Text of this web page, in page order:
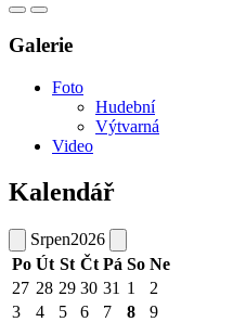
Galerie
Foto
Hudební
Výtvarná
Video
Kalendář
Srpen2026
Po Út St Čt Pá So Ne
27 28 29 30 31 1
2
3
4 5 6 7 8
9